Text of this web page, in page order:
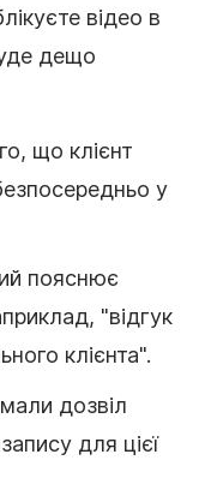
відео в
дещо
що клієнт
у
пояснює
"відгук
клієнта".
дозвіл
для цієї